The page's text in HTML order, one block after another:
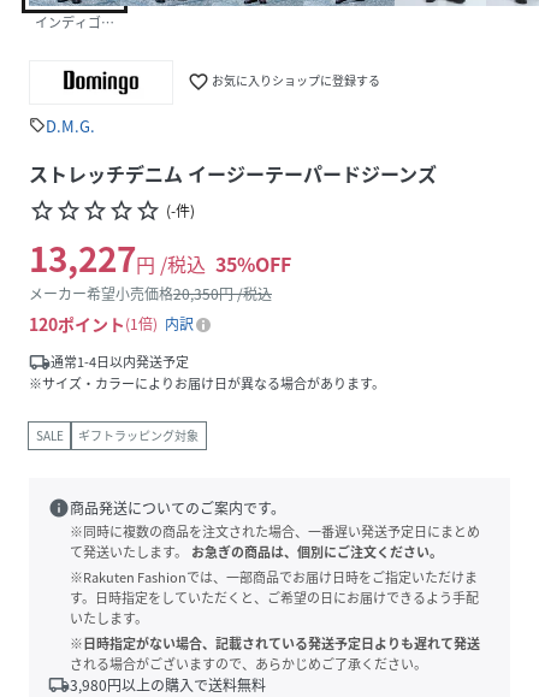
インディゴブルー
favorite_border お気に入りショップに登録する
sellD.M.G.
ストレッチデニム イージーテーパードジーンズ
star_borderstar_borderstar_borderstar_borderstar_border (-件)
13,227円 /税込 35%OFF
メーカー希望小売価格20,350円 /税込
120ポイント 1倍
内訳
local_shipping通常1-4日以内発送予定
※サイズ・カラーによりお届け日が異なる場合があります。
SALE ギフトラッピング対象
info商品発送についてのご案内です。
※同時に複数の商品を注文された場合、一番遅い発送予定日にまとめ
て発送いたします。
お急ぎの商品は、個別にご注文ください。
※Rakuten Fashionでは、一部商品でお届け日時をご指定いただけま
す。日時指定をしていただくと、ご希望の日にお届けできるよう手配
いたします。
※日時指定がない場合、記載されている発送予定日よりも遅れて発送
される場合がございますので、あらかじめご了承ください。
local_shipping3,980円以上の購入で送料無料